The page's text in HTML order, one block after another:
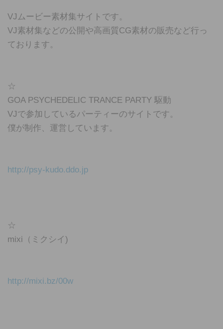
VJムービー素材集サイトです。
VJ素材集などの公開や高画質CG素材の販売など行っ
ております。
☆
GOA PSYCHEDELIC TRANCE PARTY 駆動
VJで参加しているパーティーのサイトです。
僕が制作、運営しています。
http://psy-kudo.ddo.jp
☆
mixi（ミクシイ)
http://mixi.bz/00w